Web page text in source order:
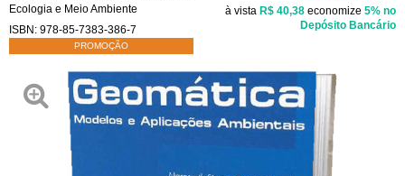
Ecologia e Meio Ambiente
ISBN: 978-85-7383-386-7
PROMOÇÃO
à vista R$ 40,38 economize 5% no
Depósito Bancário